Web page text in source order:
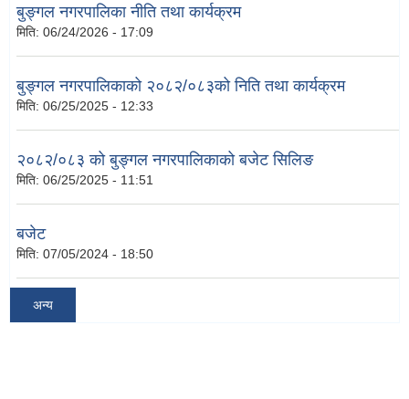
बुङ्गल नगरपालिका नीति तथा कार्यक्रम
मिति: 06/24/2026 - 17:09
बुङ्गल नगरपालिकाको २०८२/०८३को निति तथा कार्यक्रम
मिति: 06/25/2025 - 12:33
२०८२/०८३ को बुङ्गल नगरपालिकाको बजेट सिलिङ
मिति: 06/25/2025 - 11:51
बजेट
मिति: 07/05/2024 - 18:50
अन्य